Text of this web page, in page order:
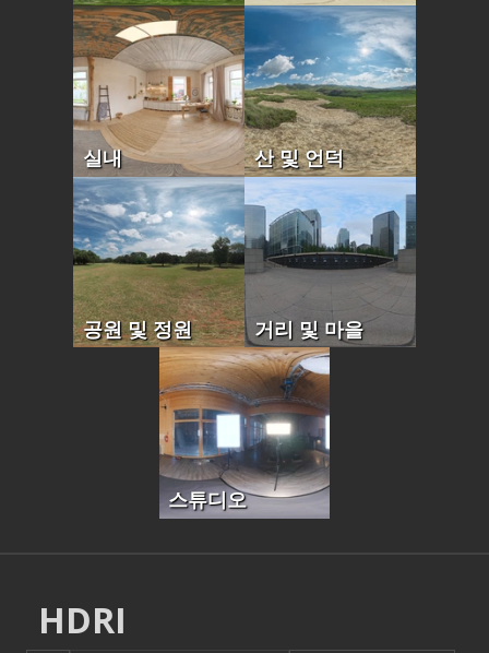
실내 산 및 언덕
공원 및 정원 거리 및 마을
스튜디오
HDRI